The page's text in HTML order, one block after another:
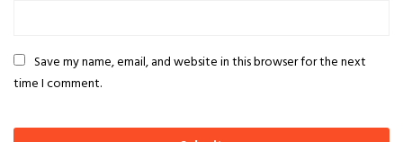
Save my name, email, and website in this browser for the next
time I comment.